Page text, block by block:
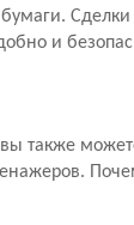
и
также